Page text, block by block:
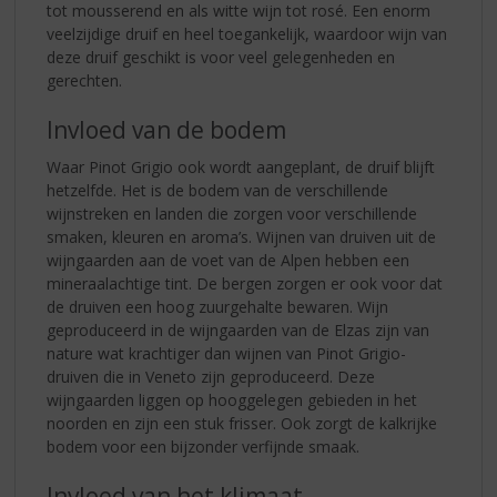
tot mousserend en als witte wijn tot rosé. Een enorm
veelzijdige druif en heel toegankelijk, waardoor wijn van
deze druif geschikt is voor veel gelegenheden en
gerechten.
Invloed van de bodem
Waar Pinot Grigio ook wordt aangeplant, de druif blijft
hetzelfde. Het is de bodem van de verschillende
wijnstreken en landen die zorgen voor verschillende
smaken, kleuren en aroma’s. Wijnen van druiven uit de
wijngaarden aan de voet van de Alpen hebben een
mineraalachtige tint. De bergen zorgen er ook voor dat
de druiven een hoog zuurgehalte bewaren. Wijn
geproduceerd in de wijngaarden van de Elzas zijn van
nature wat krachtiger dan wijnen van Pinot Grigio-
druiven die in Veneto zijn geproduceerd. Deze
wijngaarden liggen op hooggelegen gebieden in het
noorden en zijn een stuk frisser. Ook zorgt de kalkrijke
bodem voor een bijzonder verfijnde smaak.